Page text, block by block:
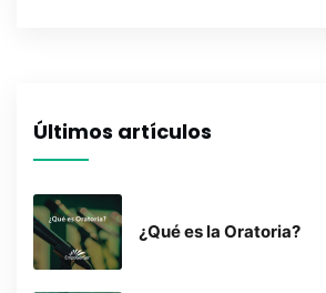
Últimos artículos
¿Qué es la Oratoria?